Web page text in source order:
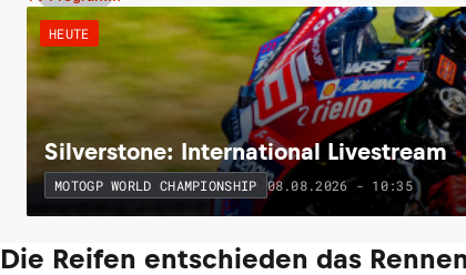
HEUTE
Silverstone: International Livestream
MOTOGP WORLD CHAMPIONSHIP 08.08.2026 - 10:35
Die Reifen entschieden das